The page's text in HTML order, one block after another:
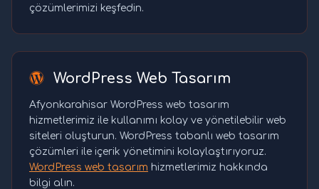
çözümlerimizi keşfedin.
WordPress Web Tasarım
Afyonkarahisar WordPress web tasarım
hizmetlerimiz ile kullanımı kolay ve yönetilebilir web
siteleri oluşturun. WordPress tabanlı web tasarım
çözümleri ile içerik yönetimini kolaylaştırıyoruz.
WordPress web tasarım hizmetlerimiz hakkında
bilgi alın.